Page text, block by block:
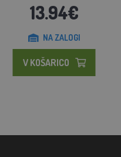
13.94€
NA ZALOGI
V KOŠARICO